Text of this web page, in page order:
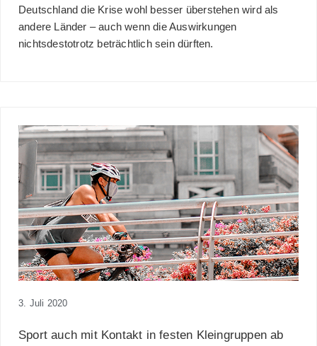
Deutschland die Krise wohl besser überstehen wird als
andere Länder – auch wenn die Auswirkungen
nichtsdestotrotz beträchtlich sein dürften.
3. Juli 2020
Sport auch mit Kontakt in festen Kleingruppen ab